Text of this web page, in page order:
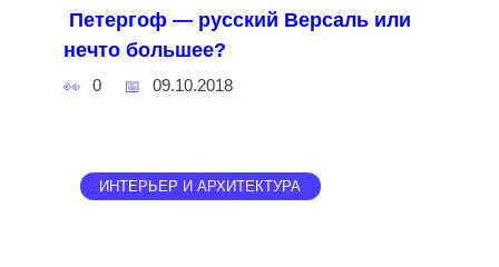
Петергоф — русский Версаль или
нечто большее?
0 09.10.2018
ИНТЕРЬЕР И АРХИТЕКТУРА